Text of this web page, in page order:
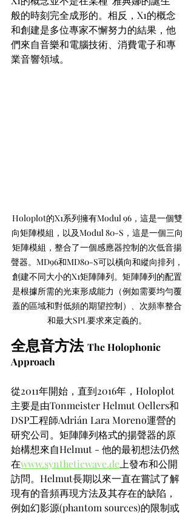
般的時刻完全成形的。相反，X1的概念
和創建是多位專家不懈努力的結果，他
們來自音樂和電腦技術、消費電子和專
業音響領域。
Holoplot的X1系列擁有Modul 96，這是一個雙
向矩陣模組，以及Modul 80-S，這是一個三向
矩陣模組，整合了一個感應器控制的次低音揚
聲器。MD96和MD80-S可以橫向和縱向排列，
創建不同大小的X1矩陣陣列。矩陣陣列的配置
是根據所需的光束形成能力（例如需要均勻覆
蓋的區域和對低頻的期望控制）、次頻率整合
和最大SPL要求來定義的。
全息音方法 The Holophonic
Approach
從2011年開始，直到2016年，Holoplot
主要是由Tonmeister Helmut Oellers和
DSP工程師Adrián Lara Moreno運營的
研究公司。矩陣陣列格式的揚聲器的原
始構想來自Helmut - 他的最初想法仍然
在www.syntheticwave.de上發布和公開
訪問。Helmut長期以來一直在嘗試了解
現有的音頻再現方法及其存在的缺陷，
例如幻影源(phantom sources)的限制或